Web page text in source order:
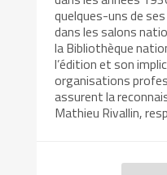
quelques-uns de
dans les salons
la Bibliothèque
l’édition et son
organisations
assurent la
Mathieu Rivallin,